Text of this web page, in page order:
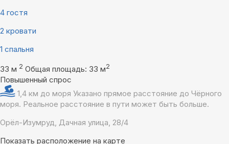
4 гостя
2 кровати
1 спальня
33 м 2 Общая площадь: 33 м2
Повышенный спрос
1,4 км до моря Указано прямое расстояние до Чёрного
моря. Реальное расстояние в пути может быть больше.
Орёл-Изумруд, Дачная улица, 28/4
Показать расположение на карте